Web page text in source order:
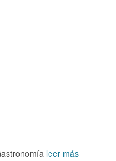
leer más